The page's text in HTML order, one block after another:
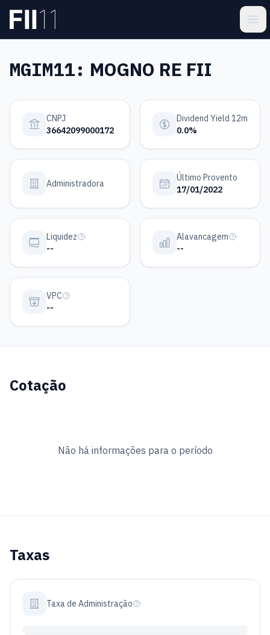
Pular para o conteúdo principal
MGIM11: MOGNO RE FII
CNPJ
36642099000172
Dividend Yield 12m
0.0%
Administradora
Último Provento
17/01/2022
Liquidez
--
Alavancagem
--
VPC
--
Cotação
Não há informações para o período
Taxas
Taxa de Administração